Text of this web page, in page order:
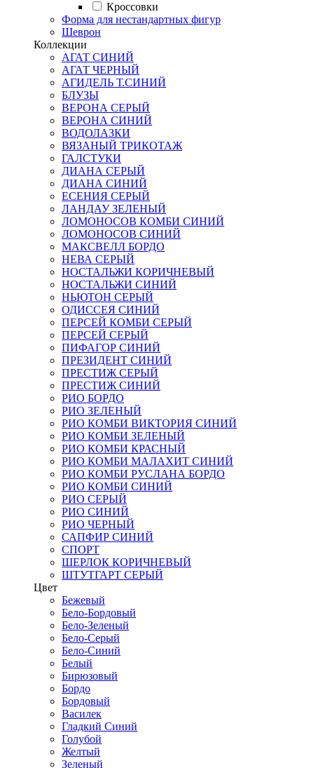
Кроссовки
Форма для нестандартных фигур
Шеврон
Коллекции
АГАТ СИНИЙ
АГАТ ЧЕРНЫЙ
АГИДЕЛЬ Т.СИНИЙ
БЛУЗЫ
ВЕРОНА СЕРЫЙ
ВЕРОНА СИНИЙ
ВОДОЛАЗКИ
ВЯЗАНЫЙ ТРИКОТАЖ
ГАЛСТУКИ
ДИАНА СЕРЫЙ
ДИАНА СИНИЙ
ЕСЕНИЯ СЕРЫЙ
ЛАНДАУ ЗЕЛЕНЫЙ
ЛОМОНОСОВ КОМБИ СИНИЙ
ЛОМОНОСОВ СИНИЙ
МАКСВЕЛЛ БОРДО
НЕВА СЕРЫЙ
НОСТАЛЬЖИ КОРИЧНЕВЫЙ
НОСТАЛЬЖИ СИНИЙ
НЬЮТОН СЕРЫЙ
ОДИССЕЯ СИНИЙ
ПЕРСЕЙ КОМБИ СЕРЫЙ
ПЕРСЕЙ СЕРЫЙ
ПИФАГОР СИНИЙ
ПРЕЗИДЕНТ СИНИЙ
ПРЕСТИЖ СЕРЫЙ
ПРЕСТИЖ СИНИЙ
РИО БОРДО
РИО ЗЕЛЕНЫЙ
РИО КОМБИ ВИКТОРИЯ СИНИЙ
РИО КОМБИ ЗЕЛЕНЫЙ
РИО КОМБИ КРАСНЫЙ
РИО КОМБИ МАЛАХИТ СИНИЙ
РИО КОМБИ РУСЛАНА БОРДО
РИО КОМБИ СИНИЙ
РИО СЕРЫЙ
РИО СИНИЙ
РИО ЧЕРНЫЙ
САПФИР СИНИЙ
СПОРТ
ШЕРЛОК КОРИЧНЕВЫЙ
ШТУТГАРТ СЕРЫЙ
Цвет
Бежевый
Бело-Бордовый
Бело-Зеленый
Бело-Серый
Бело-Синий
Белый
Бирюзовый
Бордо
Бордовый
Василек
Гладкий Синий
Голубой
Желтый
Зеленый